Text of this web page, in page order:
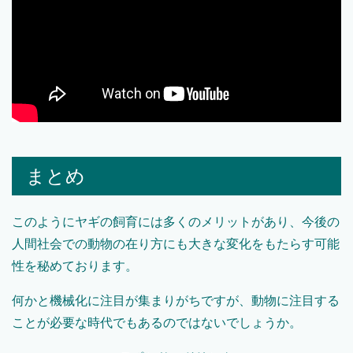
まとめ
このようにヤギの飼育には多くのメリットがあり、今後の
人間社会での動物の在り方にも大きな変化をもたらす可能
性を秘めております。
何かと機械化に注目が集まりがちですが、動物に注目する
ことが必要な時代でもあるのではないでしょうか。